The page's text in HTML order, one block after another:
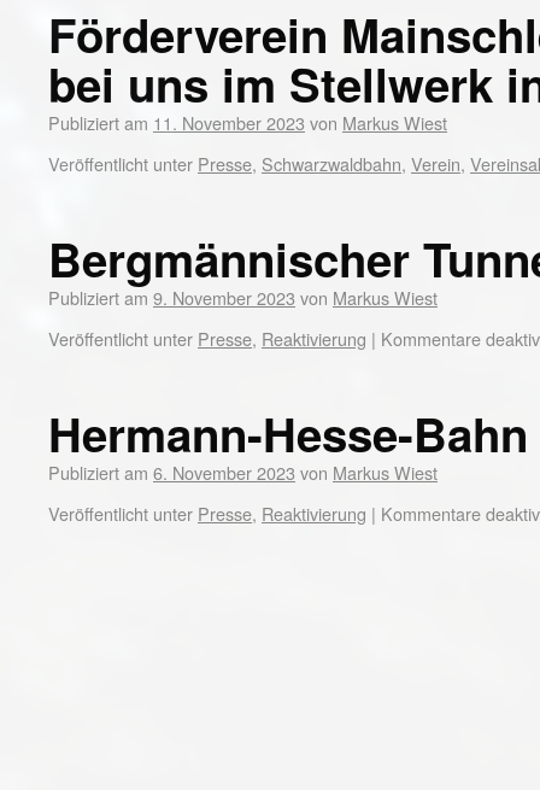
Förderverein
bei uns im Stellwerk
Publiziert am 11. November 2023 von Markus Wiest
Veröffentlicht unter Presse, Schwarzwaldbahn, Verein,
Bergmännischer
Publiziert am 9. November 2023 von Markus Wiest
Veröffentlicht unter Presse, Reaktivierung | Kommentare
Hermann-Hesse-Bahn
Publiziert am 6. November 2023 von Markus Wiest
Veröffentlicht unter Presse, Reaktivierung | Kommentare